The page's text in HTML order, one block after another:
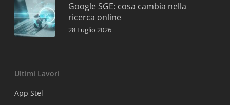
Google SGE: cosa cambia nella
ricerca online
28 Luglio 2026
Ultimi Lavori
App Stel